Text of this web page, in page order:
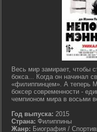
Весь мир замирает, чтобы
бокса... Когда он начинал
«филиппинцем». А теперь
боксер современности -
чемпионом мира в восьми
Год выпуска: 2015
Страна: Филиппины
Жанр: Биография /